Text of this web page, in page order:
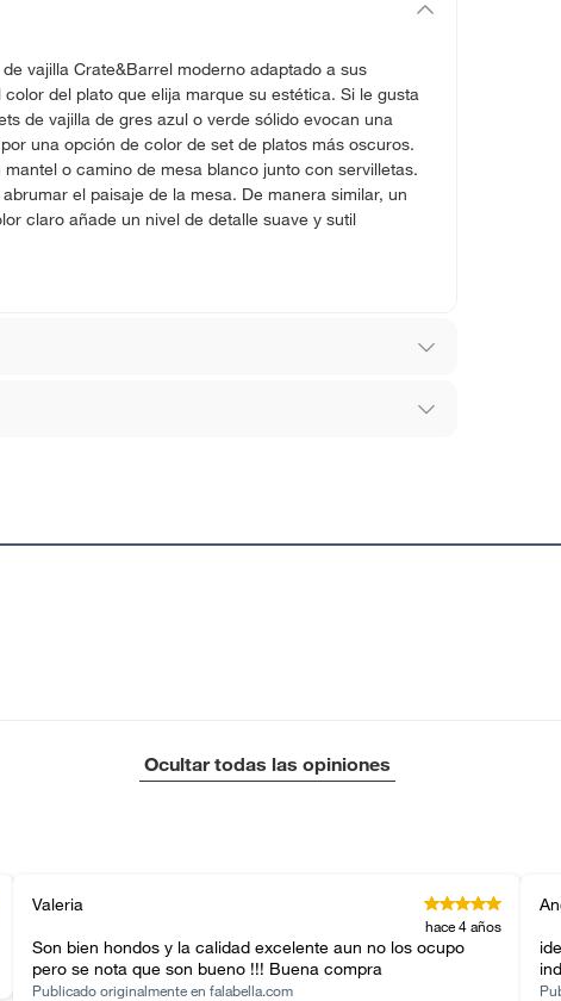
vajilla Crate&Barrel moderno adaptado a sus
del plato que elija marque su estética. Si le gusta
de vajilla de gres azul o verde sólido evocan una
una opción de color de set de platos más oscuros.
o camino de mesa blanco junto con servilletas.
el paisaje de la mesa. De manera similar, un
claro añade un nivel de detalle suave y sutil
productos para asfalto, hormigón, albañilería.
suplementos alimenticios, vitaminas.
baño con señales de uso, sin empaques, etiquetas o
Ocultar todas las opiniones
Valeria
hace 4 años
Son bien hondos y la calidad excelente aun no los ocupo
pero se nota que son bueno !!! Buena compra
Publicado originalmente en falabella.com